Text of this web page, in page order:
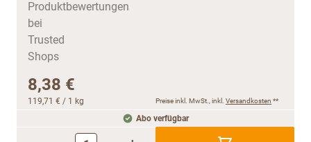
8,38 €
119,71 € / 1 kg Preise inkl. MwSt., inkl. Versandkosten **
Abo verfügbar